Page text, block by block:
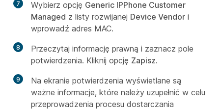
7 Wybierz opcję Generic IPPhone Customer
Managed z listy rozwijanej Device Vendor i
wprowadź adres MAC.
8
Przeczytaj informację prawną i zaznacz pole
potwierdzenia. Kliknij opcję Zapisz.
9
Na ekranie potwierdzenia wyświetlane są
ważne informacje, które należy uzupełnić w celu
przeprowadzenia procesu dostarczania